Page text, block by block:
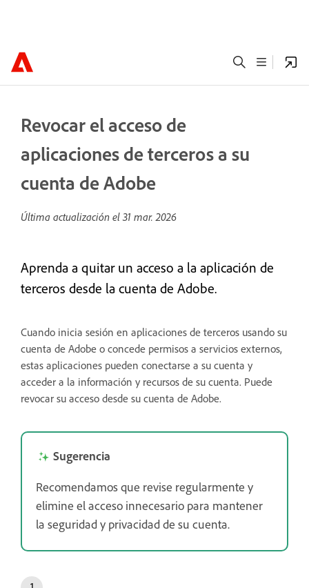
Revocar el acceso de
aplicaciones de terceros a su
cuenta de Adobe
Última actualización el 31 mar. 2026
Aprenda a quitar un acceso a la aplicación de
terceros desde la cuenta de Adobe.
Cuando inicia sesión en aplicaciones de terceros usando su
cuenta de Adobe o concede permisos a servicios externos,
estas aplicaciones pueden conectarse a su cuenta y
acceder a la información y recursos de su cuenta. Puede
revocar su acceso desde su cuenta de Adobe.
Sugerencia
Recomendamos que revise regularmente y
elimine el acceso innecesario para mantener
la seguridad y privacidad de su cuenta.